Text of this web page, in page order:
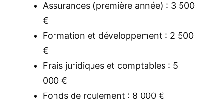
Assurances (première année) : 3 500
€
Formation et développement : 2 500
€
Frais juridiques et comptables : 5
000 €
Fonds de roulement : 8 000 €